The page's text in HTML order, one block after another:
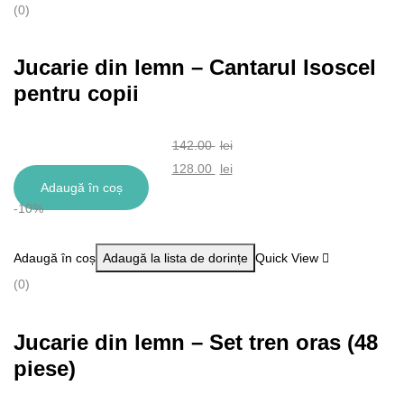
(0)
Jucarie din lemn – Cantarul Isoscel
pentru copii
142.00 lei
Prețul
142.00 lei.
128.00
lei
128.00 lei.
Adaugă în coș
-10%
Adaugă în coș Adaugă la lista de dorințe Quick View
(0)
Jucarie din lemn – Set tren oras (48
piese)